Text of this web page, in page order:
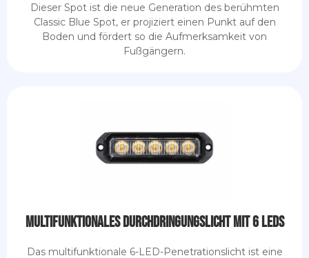
Dieser Spot ist die neue Generation des berühmten
Classic Blue Spot, er projiziert einen Punkt auf den
Boden und fördert so die Aufmerksamkeit von
Fußgängern.
Multifunktionales Durchdringungslicht mit 6 LEDs
Das multifunktionale 6-LED-Penetrationslicht ist eine